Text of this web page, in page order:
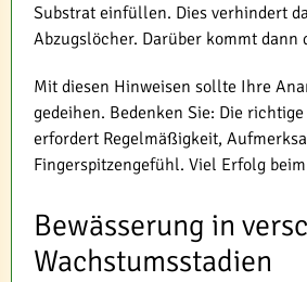
Substrat einfüllen. Dies verhindert
Abzugslöcher. Darüber kommt dann
Mit diesen Hinweisen sollte Ihre
gedeihen. Bedenken Sie: Die
erfordert Regelmäßigkeit,
Fingerspitzengefühl. Viel Erfolg
Bewässerung in
Wachstumsstadien